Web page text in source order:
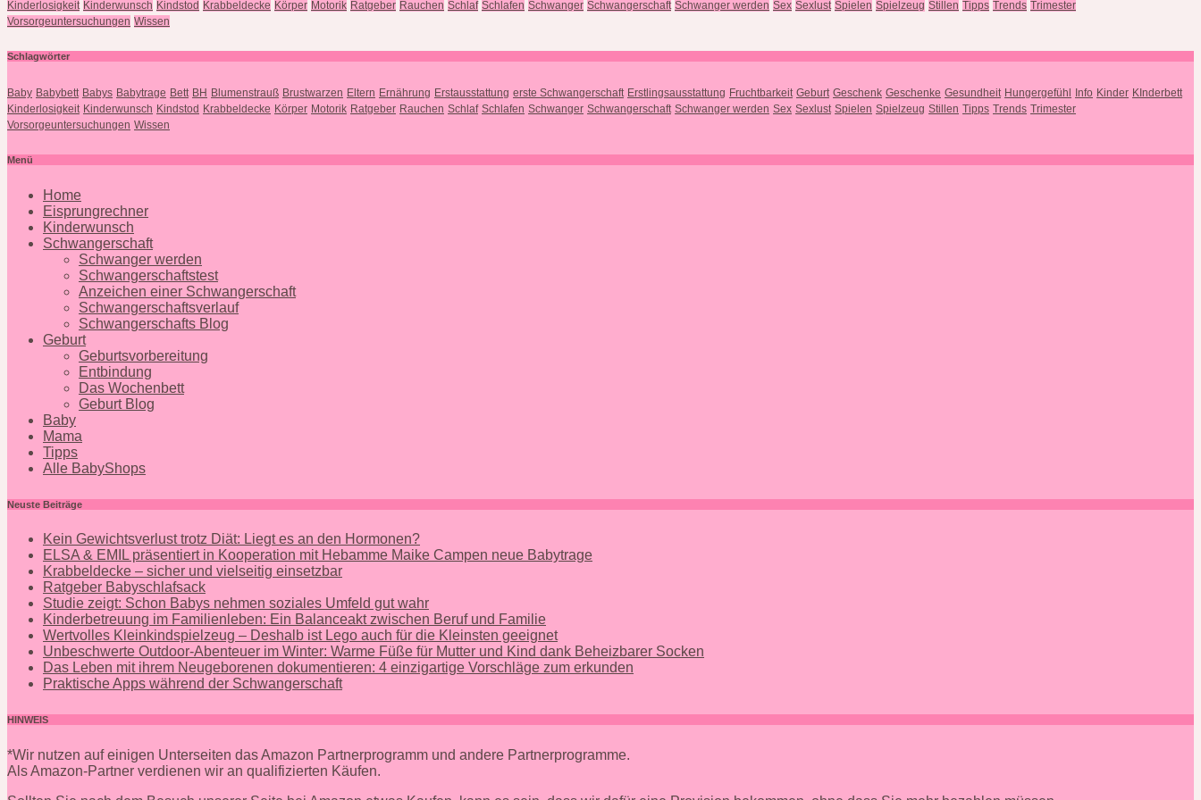
Kinderlosigkeit Kinderwunsch Kindstod Krabbeldecke Körper Motorik Ratgeber Rauchen Schlaf Schlafen Schwanger Schwangerschaft Schwanger werden Sex Sexlust Spielen Spielzeug Stillen Tipps Trends Trimester
Vorsorgeuntersuchungen Wissen
Schlagwörter
Baby Babybett Babys Babytrage Bett BH Blumenstrauß Brustwarzen Eltern Ernährung Erstausstattung erste Schwangerschaft Erstlingsausstattung Fruchtbarkeit Geburt Geschenk Geschenke Gesundheit Hungergefühl Info Kinder KInderbett
Kinderlosigkeit Kinderwunsch Kindstod Krabbeldecke Körper Motorik Ratgeber Rauchen Schlaf Schlafen Schwanger Schwangerschaft Schwanger werden Sex Sexlust Spielen Spielzeug Stillen Tipps Trends Trimester
Vorsorgeuntersuchungen Wissen
Menü
Home
Eisprungrechner
Kinderwunsch
Schwangerschaft
Schwanger werden
Schwangerschaftstest
Anzeichen einer Schwangerschaft
Schwangerschaftsverlauf
Schwangerschafts Blog
Geburt
Geburtsvorbereitung
Entbindung
Das Wochenbett
Geburt Blog
Baby
Mama
Tipps
Alle BabyShops
Neuste Beiträge
Kein Gewichtsverlust trotz Diät: Liegt es an den Hormonen?
ELSA & EMIL präsentiert in Kooperation mit Hebamme Maike Campen neue Babytrage
Krabbeldecke – sicher und vielseitig einsetzbar
Ratgeber Babyschlafsack
Studie zeigt: Schon Babys nehmen soziales Umfeld gut wahr
Kinderbetreuung im Familienleben: Ein Balanceakt zwischen Beruf und Familie
Wertvolles Kleinkindspielzeug – Deshalb ist Lego auch für die Kleinsten geeignet
Unbeschwerte Outdoor-Abenteuer im Winter: Warme Füße für Mutter und Kind dank Beheizbarer Socken
Das Leben mit ihrem Neugeborenen dokumentieren: 4 einzigartige Vorschläge zum erkunden
Praktische Apps während der Schwangerschaft
HINWEIS
*Wir nutzen auf einigen Unterseiten das Amazon Partnerprogramm und andere Partnerprogramme.
Als Amazon-Partner verdienen wir an qualifizierten Käufen.